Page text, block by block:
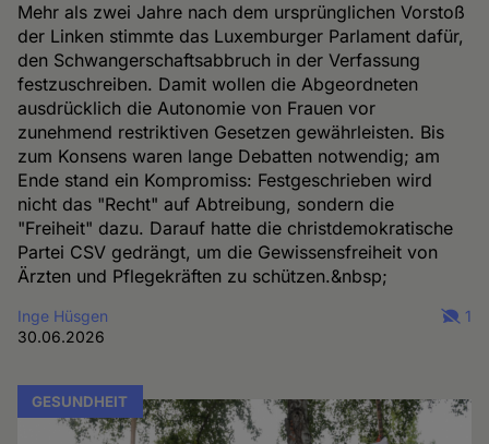
Mehr als zwei Jahre nach dem ursprünglichen Vorstoß
der Linken stimmte das Luxemburger Parlament dafür,
den Schwangerschaftsabbruch in der Verfassung
festzuschreiben. Damit wollen die Abgeordneten
ausdrücklich die Autonomie von Frauen vor
zunehmend restriktiven Gesetzen gewährleisten. Bis
zum Konsens waren lange Debatten notwendig; am
Ende stand ein Kompromiss: Festgeschrieben wird
nicht das "Recht" auf Abtreibung, sondern die
"Freiheit" dazu. Darauf hatte die christdemokratische
Partei CSV gedrängt, um die Gewissensfreiheit von
Ärzten und Pflegekräften zu schützen.&nbsp;
Inge Hüsgen
30.06.2026
1
GESUNDHEIT